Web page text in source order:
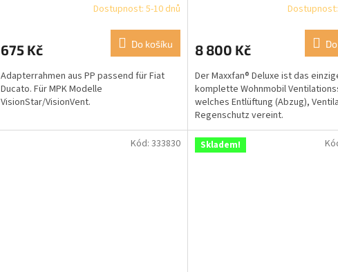
Dostupnost: 5-10 dnů
675 Kč Do košíku
Adapterrahmen aus PP passend für Fiat
Ducato. Für MPK Modelle
VisionStar/VisionVent.
8 800 Kč
Der Maxxfan® Deluxe ist das
komplette Wohnmobil
welches Entlüftung (Abzug),
Regenschutz vereint.
Kód: 333830 Skladem!